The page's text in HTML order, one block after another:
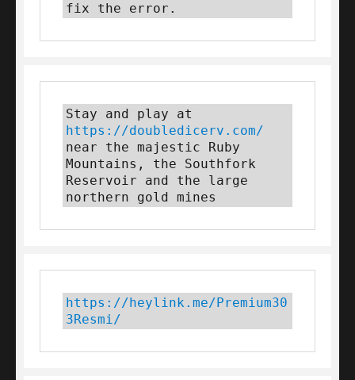
fix the error.
https://doubledicerv.com/
near the majestic Ruby
Mountains, the Southfork
Reservoir and the large
northern gold mines
https://heylink.me/Premium30
3Resmi/